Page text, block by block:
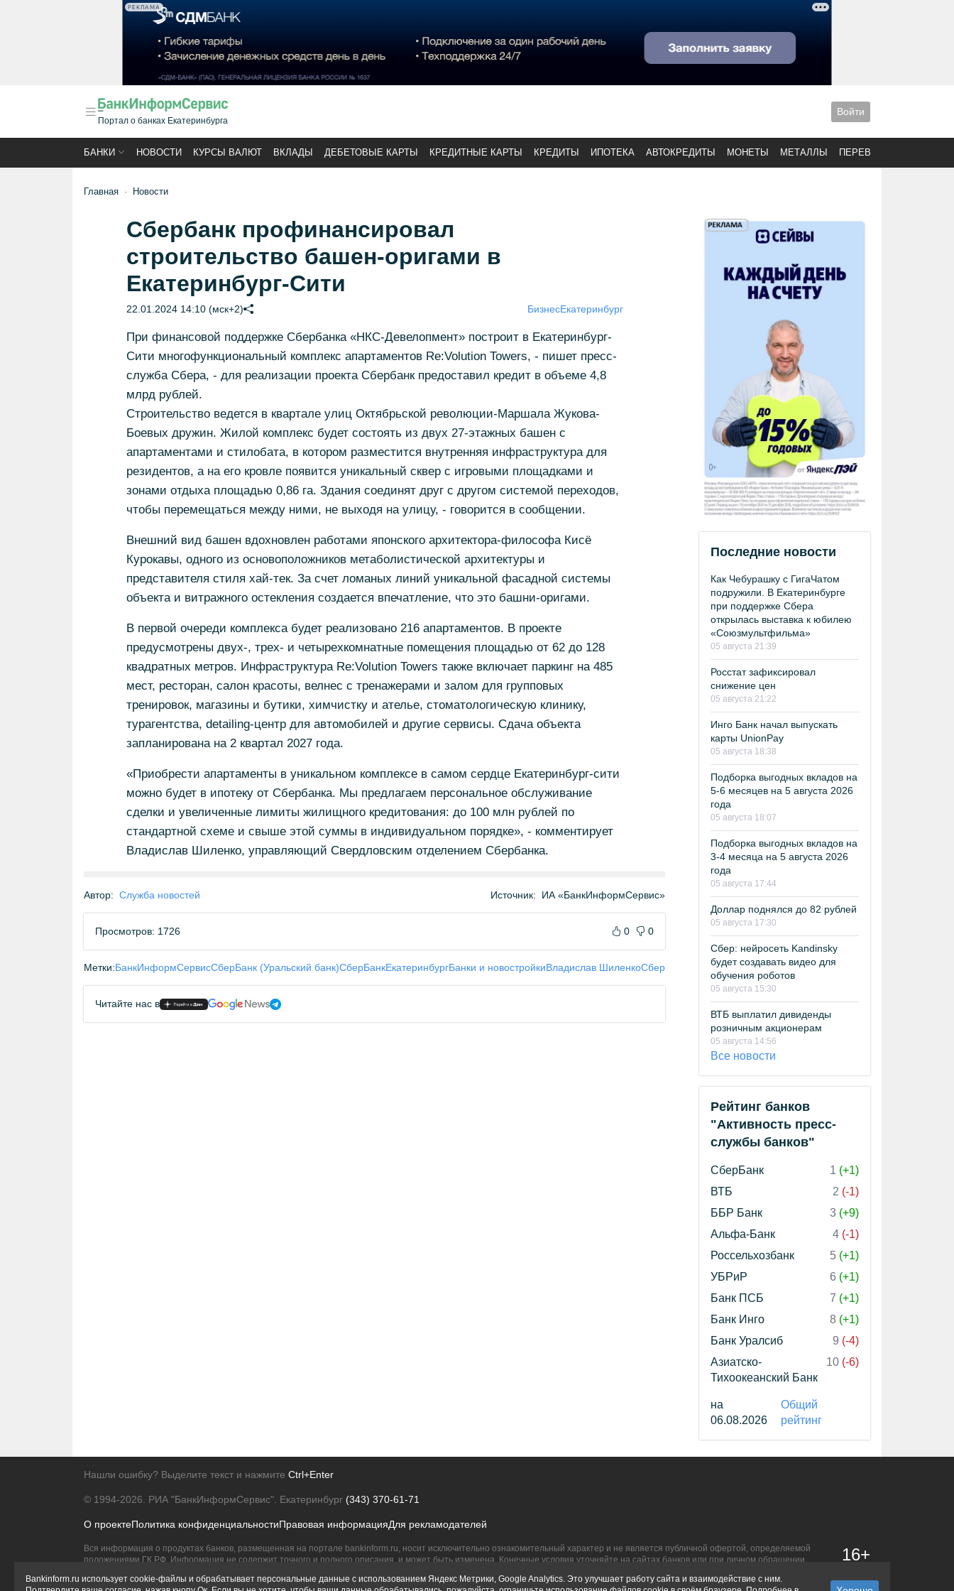
РЕКЛАМА
Портал о банках Екатеринбурга
Войти
БАНКИ НОВОСТИ КУРСЫ ВАЛЮТ ВКЛАДЫ ДЕБЕТОВЫЕ КАРТЫ КРЕДИТНЫЕ КАРТЫ КРЕДИТЫ ИПОТЕКА АВТОКРЕДИТЫ МОНЕТЫ МЕТАЛЛЫ ПЕРЕВОДЫ
Главная Новости
Сбербанк профинансировал
строительство башен-оригами в
Екатеринбург-Сити
22.01.2024 14:10 (мск+2) БизнесЕкатеринбург
При финансовой поддержке Сбербанка «НКС-Девелопмент» построит в Екатеринбург-
Сити многофункциональный комплекс апартаментов Re:Volution Towers, - пишет пресс-
служба Сбера, - для реализации проекта Сбербанк предоставил кредит в объеме 4,8
млрд рублей.
Строительство ведется в квартале улиц Октябрьской революции-Маршала Жукова-
Боевых дружин. Жилой комплекс будет состоять из двух 27-этажных башен с
апартаментами и стилобата, в котором разместится внутренняя инфраструктура для
резидентов, а на его кровле появится уникальный сквер с игровыми площадками и
зонами отдыха площадью 0,86 га. Здания соединят друг с другом системой переходов,
чтобы перемещаться между ними, не выходя на улицу, - говорится в сообщении.
Внешний вид башен вдохновлен работами японского архитектора-философа Кисё
Курокавы, одного из основоположников метаболистической архитектуры и
представителя стиля хай-тек. За счет ломаных линий уникальной фасадной системы
объекта и витражного остекления создается впечатление, что это башни-оригами.
В первой очереди комплекса будет реализовано 216 апартаментов. В проекте
предусмотрены двух-, трех- и четырехкомнатные помещения площадью от 62 до 128
квадратных метров. Инфраструктура Re:Volution Towers также включает паркинг на 485
мест, ресторан, салон красоты, велнес с тренажерами и залом для групповых
тренировок, магазины и бутики, химчистку и ателье, стоматологическую клинику,
турагентства, detailing-центр для автомобилей и другие сервисы. Сдача объекта
запланирована на 2 квартал 2027 года.
«Приобрести апартаменты в уникальном комплексе в самом сердце Екатеринбург-сити
можно будет в ипотеку от Сбербанка. Мы предлагаем персональное обслуживание
сделки и увеличенные лимиты жилищного кредитования: до 100 млн рублей по
стандартной схеме и свыше этой суммы в индивидуальном порядке», - комментирует
Владислав Шиленко, управляющий Свердловским отделением Сбербанка.
Автор: Служба новостей Источник: ИА «БанкИнформСервис»
Просмотров: 1726 0 0
Метки:БанкИнформСервисСберБанк (Уральский банк)СберБанкЕкатеринбургБанки и новостройкиВладислав ШиленкоСбер
Читайте нас в
Последние новости
Как Чебурашку с ГигаЧатом
подружили. В Екатеринбурге
при поддержке Сбера
открылась выставка к юбилею
«Союзмультфильма»
05 августа 21:39
Росстат зафиксировал
снижение цен
05 августа 21:22
Инго Банк начал выпускать
карты UnionPay
05 августа 18:38
Подборка выгодных вкладов на
5-6 месяцев на 5 августа 2026
года
05 августа 18:07
Подборка выгодных вкладов на
3-4 месяца на 5 августа 2026
года
05 августа 17:44
Доллар поднялся до 82 рублей
05 августа 17:30
Сбер: нейросеть Kandinsky
будет создавать видео для
обучения роботов
05 августа 15:30
ВТБ выплатил дивиденды
розничным акционерам
05 августа 14:56
Все новости
Рейтинг банков
"Активность пресс-
службы банков"
СберБанк 1 (+1)
ВТБ
2 (-1)
ББР Банк
3 (+9)
Альфа-Банк
4 (-1)
Россельхозбанк
5 (+1)
УБРиР
6 (+1)
Банк ПСБ
7 (+1)
Банк Инго
8 (+1)
Банк Уралсиб
9 (-4)
Азиатско-
Тихоокеанский Банк
10 (-6)
на
06.08.2026
Общий
рейтинг
Нашли ошибку? Выделите текст и нажмите Ctrl+Enter
© 1994-2026. РИА "БанкИнформСервис". Екатеринбург (343) 370-61-71
О проектеПолитика конфиденциальностиПравовая информацияДля рекламодателей
Вся информация о продуктах банков, размещенная на портале bankinform.ru, носит исключительно ознакомительный характер и не является публичной офертой, определяемой
положениями ГК РФ. Информация не содержит точного и полного описания, и может быть изменена. Конечные условия уточняйте на сайтах банков или при личном обращении.
16+
Bankinform.ru использует cookie-файлы и обрабатывает персональные данные с использованием Яндекс Метрики, Google Analytics. Это улучшает работу сайта и взаимодействие с ним.